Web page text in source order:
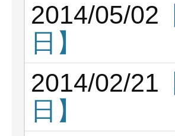
2014/05/02
日】
2014/02/21
日】